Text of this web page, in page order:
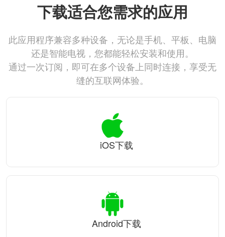
下载适合您需求的应用
此应用程序兼容多种设备，无论是手机、平板、电脑
还是智能电视，您都能轻松安装和使用。
通过一次订阅，即可在多个设备上同时连接，享受无
缝的互联网体验。
iOS下载
Android下载